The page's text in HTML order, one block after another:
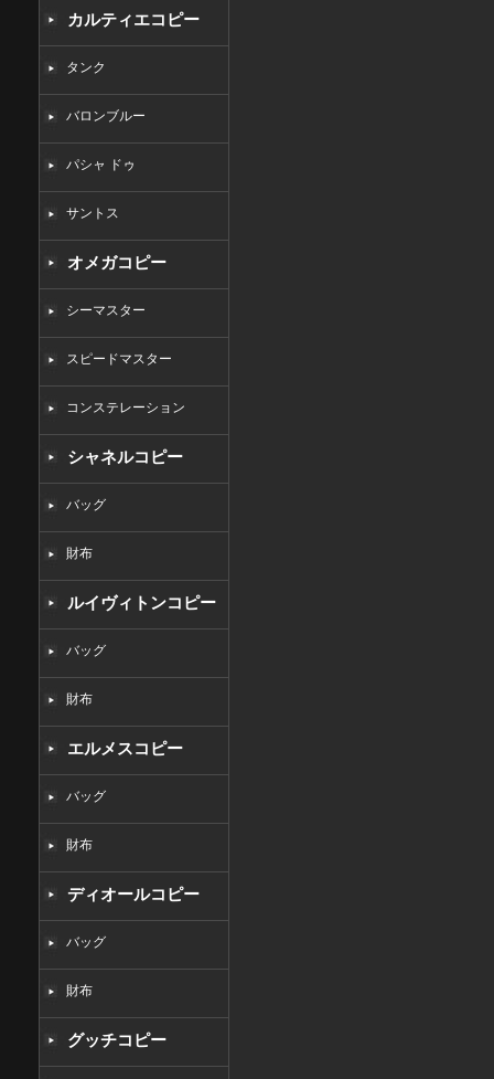
カルティエコピー
タンク
バロンブルー
パシャ ドゥ
サントス
オメガコピー
シーマスター
スピードマスター
コンステレーション
シャネルコピー
バッグ
財布
ルイヴィトンコピー
バッグ
財布
エルメスコピー
バッグ
財布
ディオールコピー
バッグ
財布
グッチコピー